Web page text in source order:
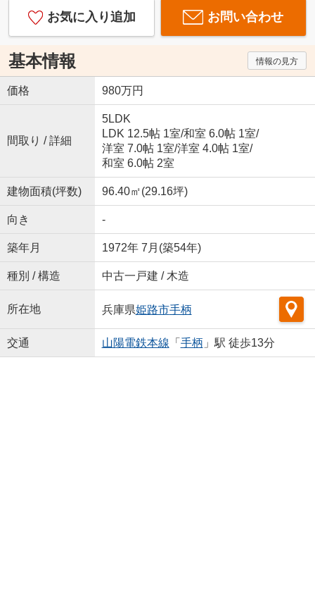
お気に入り追加 お問い合わせ
基本情報 情報の見方
価格 980万円
間取り / 詳細
5LDK
LDK 12.5帖 1室/和室 6.0帖 1室/
洋室 7.0帖 1室/洋室 4.0帖 1室/
和室 6.0帖 2室
建物面積(坪数) 96.40㎡(29.16坪)
向き -
築年月 1972年 7月(築54年)
種別 / 構造 中古一戸建 / 木造
所在地 兵庫県姫路市手柄
交通 山陽電鉄本線 「 手柄 」駅 徒歩13分